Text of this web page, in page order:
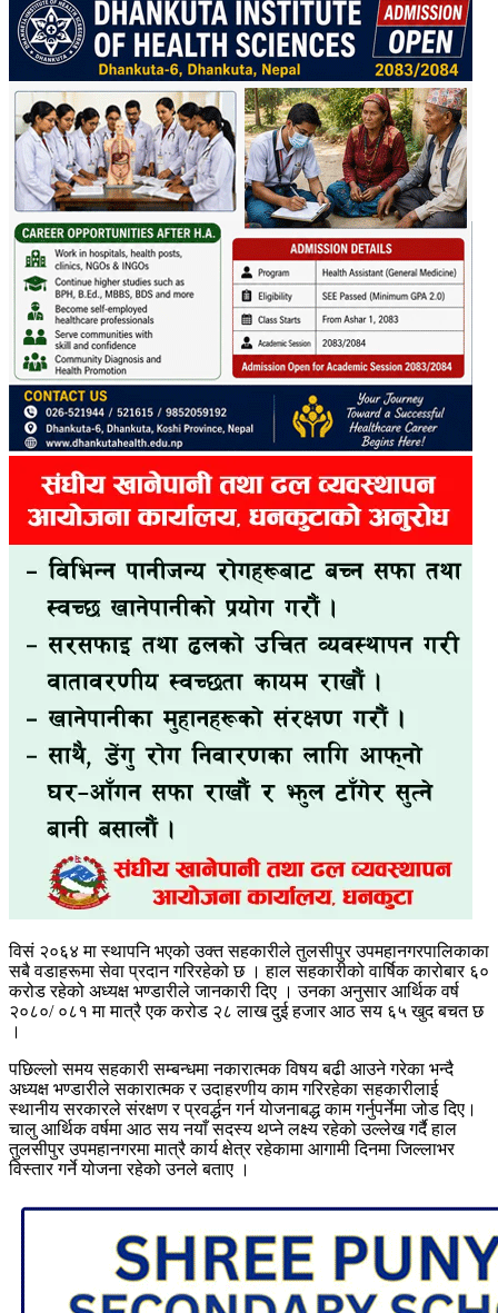
विसं २०६४ मा स्थापनि भएको उक्त सहकारीले तुलसीपुर उपमहानगरपालिकाका
सबै वडाहरूमा सेवा प्रदान गरिरहेको छ । हाल सहकारीको वार्षिक कारोबार ६०
करोड रहेको अध्यक्ष भण्डारीले जानकारी दिए । उनका अनुसार आर्थिक वर्ष
२०८०/ ०८१ मा मात्रै एक करोड २८ लाख दुई हजार आठ सय ६५ खुद बचत छ
।
पछिल्लो समय सहकारी सम्बन्धमा नकारात्मक विषय बढी आउने गरेका भन्दै
अध्यक्ष भण्डारीले सकारात्मक र उदाहरणीय काम गरिरहेका सहकारीलाई
स्थानीय सरकारले संरक्षण र प्रवर्द्धन गर्न योजनाबद्ध काम गर्नुपर्नेमा जोड दिए।
चालु आर्थिक वर्षमा आठ सय नयाँ सदस्य थप्ने लक्ष्य रहेको उल्लेख गर्दै हाल
तुलसीपुर उपमहानगरमा मात्रै कार्य क्षेत्र रहेकामा आगामी दिनमा जिल्लाभर
विस्तार गर्ने योजना रहेको उनले बताए ।